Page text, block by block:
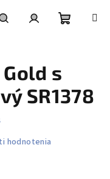
s
SR1378
hodnotenia